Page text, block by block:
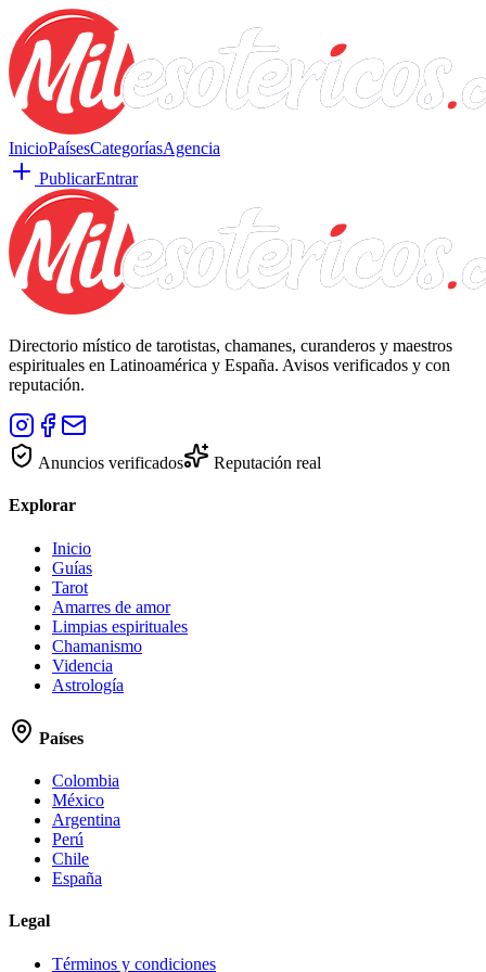
InicioPaísesCategoríasAgencia
PublicarEntrar
Directorio místico de tarotistas, chamanes, curanderos y maestros
espirituales en Latinoamérica y España. Avisos verificados y con
reputación.
Anuncios verificados Reputación real
Explorar
Inicio
Guías
Tarot
Amarres de amor
Limpias espirituales
Chamanismo
Videncia
Astrología
Países
Colombia
México
Argentina
Perú
Chile
España
Legal
Términos y condiciones